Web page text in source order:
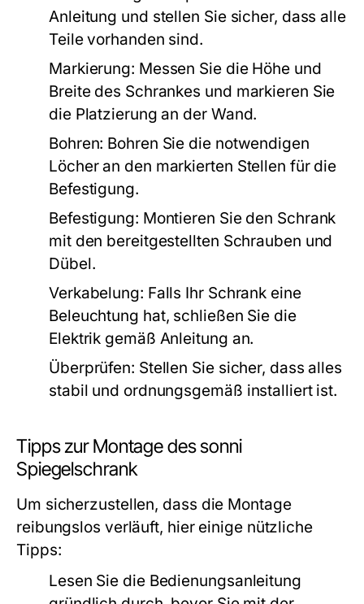
Anleitung und stellen Sie sicher, dass alle
Teile vorhanden sind.
Markierung: Messen Sie die Höhe und
Breite des Schrankes und markieren Sie
die Platzierung an der Wand.
Bohren: Bohren Sie die notwendigen
Löcher an den markierten Stellen für die
Befestigung.
Befestigung: Montieren Sie den Schrank
mit den bereitgestellten Schrauben und
Dübel.
Verkabelung: Falls Ihr Schrank eine
Beleuchtung hat, schließen Sie die
Elektrik gemäß Anleitung an.
Überprüfen: Stellen Sie sicher, dass alles
stabil und ordnungsgemäß installiert ist.
Tipps zur Montage des sonni
Spiegelschrank
Um sicherzustellen, dass die Montage
reibungslos verläuft, hier einige nützliche
Tipps:
Lesen Sie die Bedienungsanleitung